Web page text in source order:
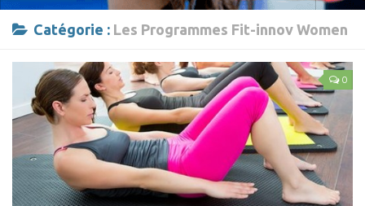
Accueil
Les Programmes » Fit-innov «
Anti- Stress
Prévention du mal de dos
Sports
Calisthenics Work Out
Catégorie : Les Programmes Fit-innov Women
0